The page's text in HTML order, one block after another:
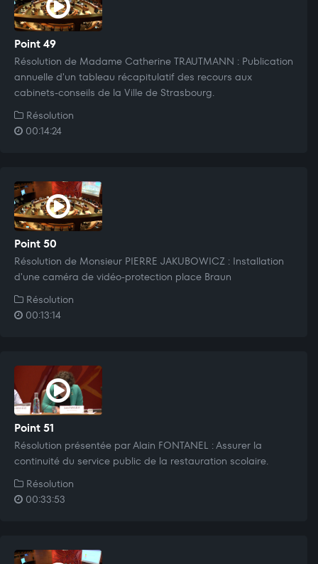
Point 49
Résolution de Madame Catherine TRAUTMANN : Publication
annuelle d'un tableau récapitulatif des recours aux
cabinets-conseils de la Ville de Strasbourg.
Résolution
00:14:24
Point 50
Résolution de Monsieur PIERRE JAKUBOWICZ : Installation
d'une caméra de vidéo-protection place Braun
Résolution
00:13:14
Point 51
Résolution présentée par Alain FONTANEL : Assurer la
continuité du service public de la restauration scolaire.
Résolution
00:33:53